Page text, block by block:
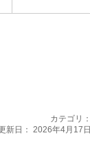
カテゴリ：
新日： 2026年4月17日